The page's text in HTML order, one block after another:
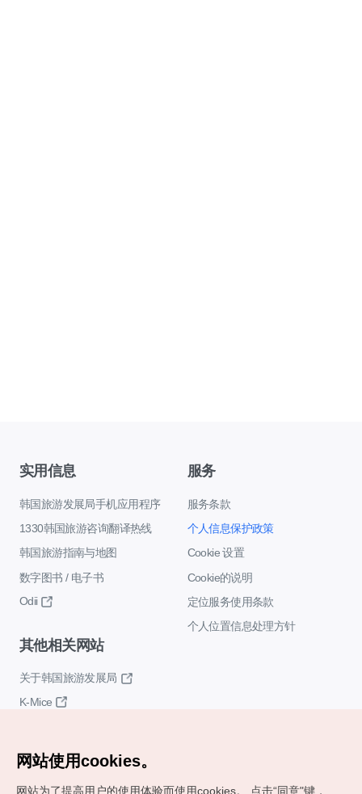
实用信息
韩国旅游发展局手机应用程序
1330韩国旅游咨询翻译热线
韩国旅游指南与地图
数字图书 / 电子书
Odii
服务
服务条款
个人信息保护政策
Cookie 设置
Cookie的说明
定位服务使用条款
个人位置信息处理方针
其他相关网站
关于韩国旅游发展局
K-Mice
网站使用cookies。
网站为了提高用户的使用体验而使用cookies。 点击“同意"键，